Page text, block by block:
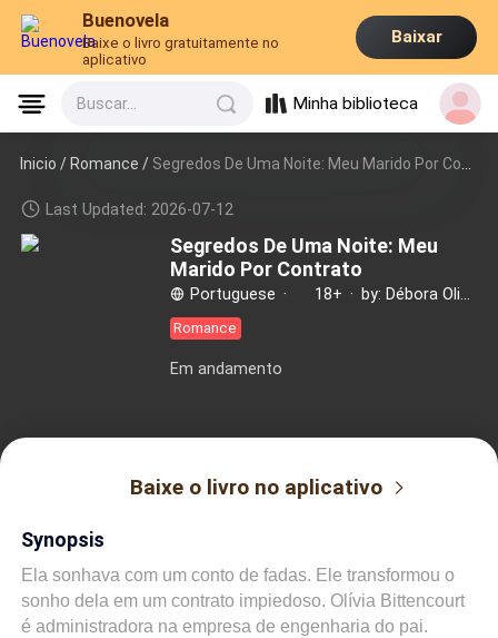
Buenovela
Baixe o livro gratuitamente no
aplicativo
Baixar
Buscar... Minha biblioteca
Inicio /Romance / Segredos De Uma Noite: Meu Marido Por Contrato
Last Updated: 2026-07-12
Segredos De Uma Noite: Meu
Marido Por Contrato
Portuguese · 18+ ·
Romance
Em andamento
Baixe o livro no aplicativo
Synopsis
Ela sonhava com um conto de fadas. Ele transformou o
sonho dela em um contrato impiedoso. Olívia Bittencourt
é administradora na empresa de engenharia do pai.